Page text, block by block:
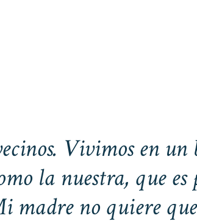
Vivimos en
la nuestra, que
no quiere